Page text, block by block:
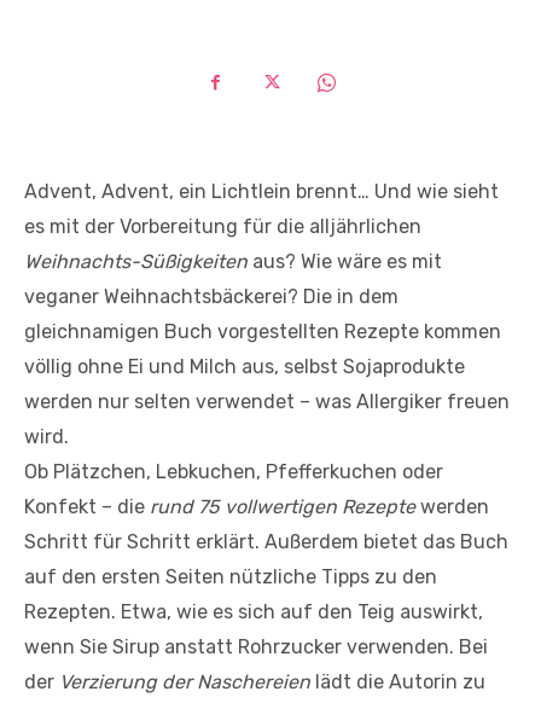
Advent, Advent, ein Lichtlein brennt… Und wie sieht
es mit der Vorbereitung für die alljährlichen
Weihnachts-Süßigkeiten aus? Wie wäre es mit
veganer Weihnachtsbäckerei? Die in dem
gleichnamigen Buch vorgestellten Rezepte kommen
völlig ohne Ei und Milch aus, selbst Sojaprodukte
werden nur selten verwendet – was Allergiker freuen
wird.
Ob Plätzchen, Lebkuchen, Pfefferkuchen oder
Konfekt – die rund 75 vollwertigen Rezeptewerden
Schritt für Schritt erklärt. Außerdem bietet das Buch
auf den ersten Seiten nützliche Tipps zu den
Rezepten. Etwa, wie es sich auf den Teig auswirkt,
wenn Sie Sirup anstatt Rohrzucker verwenden. Bei
der Verzierung der Naschereien lädt die Autorin zu